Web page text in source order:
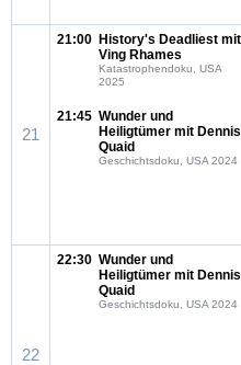
21
21:00 History's Deadliest mit
Ving Rhames
Katastrophendoku, USA
2025
21:45 Wunder und
Heiligtümer mit Dennis
Quaid
Geschichtsdoku, USA 2024
22
22:30 Wunder und
Heiligtümer mit Dennis
Quaid
Geschichtsdoku, USA 2024